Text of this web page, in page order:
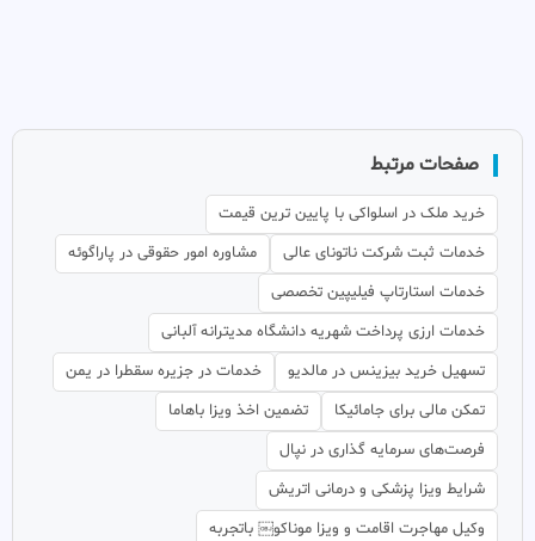
صفحات مرتبط
خرید ملک در اسلواکی با پایین ترین قیمت
خدمات ثبت شرکت ناتونای عالی
مشاوره امور حقوقی در پاراگوئه
خدمات استارتاپ فیلیپین تخصصی
خدمات ارزی پرداخت شهریه دانشگاه مدیترانه آلبانی
تسهیل خرید بیزینس در مالدیو
خدمات در جزیره سقطرا در یمن
تمکن مالی برای جامائیکا
تضمین اخذ ویزا باهاما
فرصت‌های سرمایه گذاری در نپال
شرایط ویزا پزشکی و درمانی اتریش
وکیل مهاجرت اقامت و ویزا موناکو￼ باتجربه